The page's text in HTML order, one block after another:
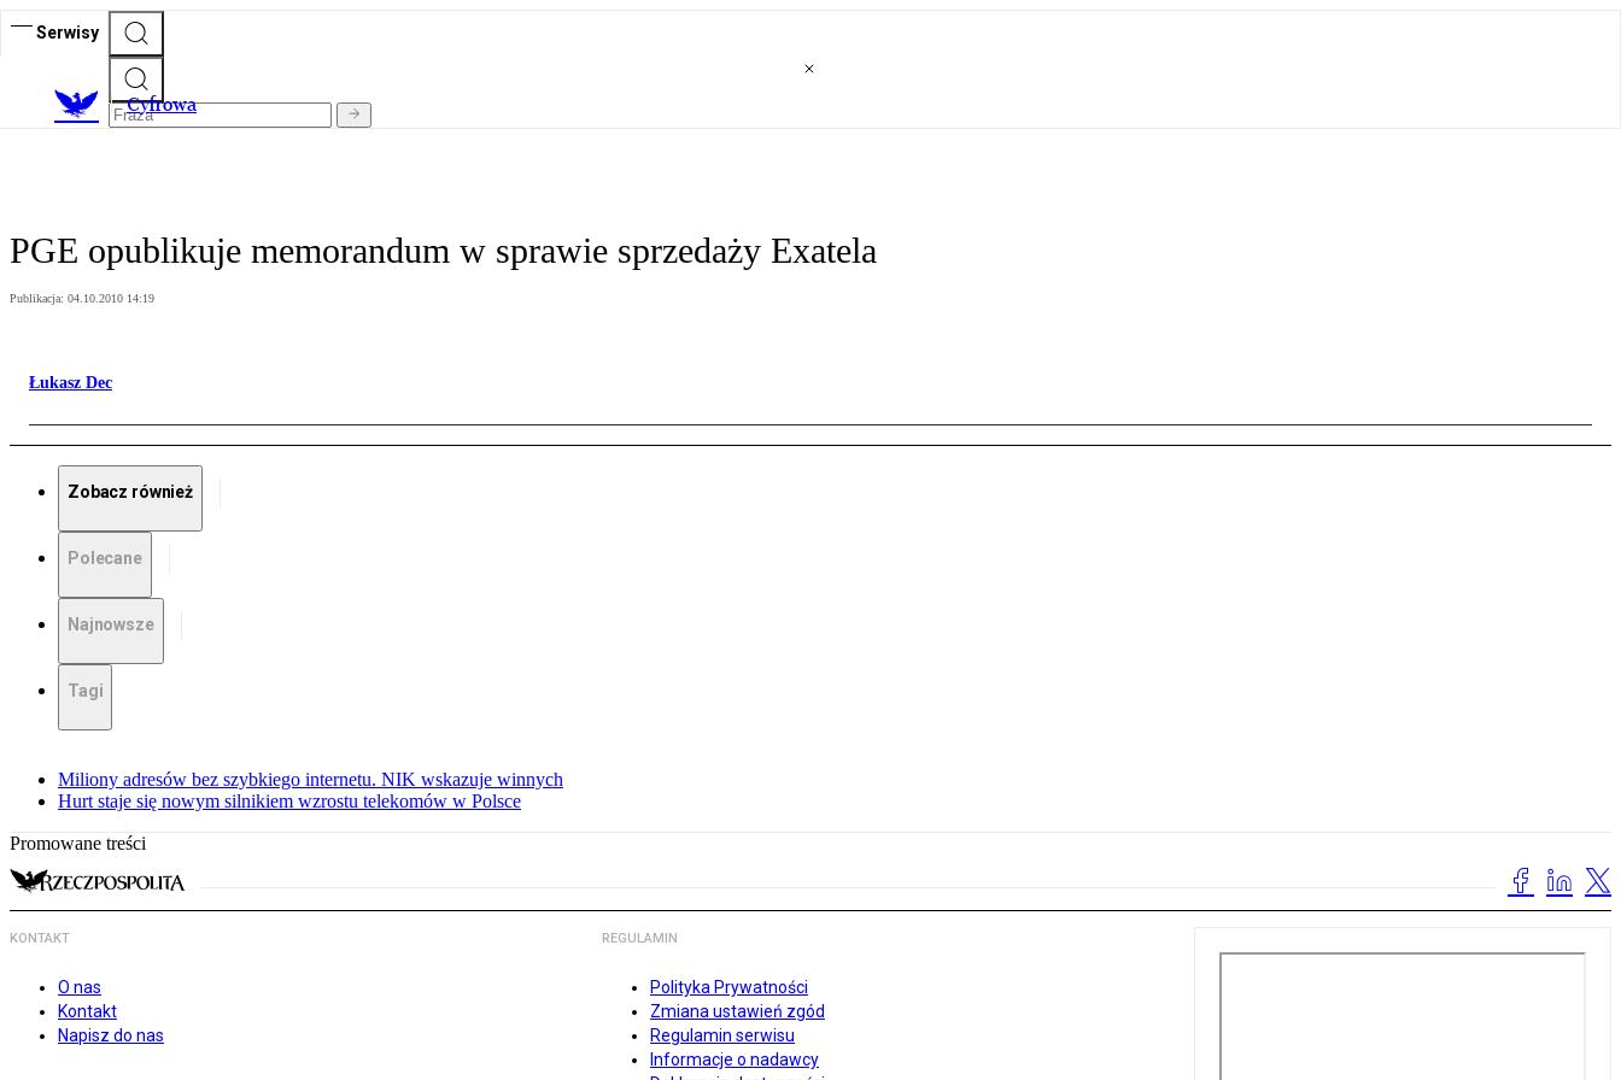
Serwisy
Cyfrowa
PGE opublikuje memorandum w sprawie sprzedaży Exatela
Publikacja: 04.10.2010 14:19
Łukasz Dec
Zobacz również
Polecane
Najnowsze
Tagi
Miliony adresów bez szybkiego internetu. NIK wskazuje winnych
Hurt staje się nowym silnikiem wzrostu telekomów w Polsce
Promowane treści
KONTAKT
O nas
Kontakt
Napisz do nas
REGULAMIN
Polityka Prywatności
Zmiana ustawień zgód
Regulamin serwisu
Informacje o nadawcy